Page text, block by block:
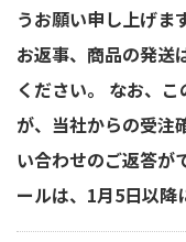
うお願い申し上げま
お返事、商品の発送
ください。 なお、
が、当社からの受注
い合わせのご返答が
ールは、1月5日以降